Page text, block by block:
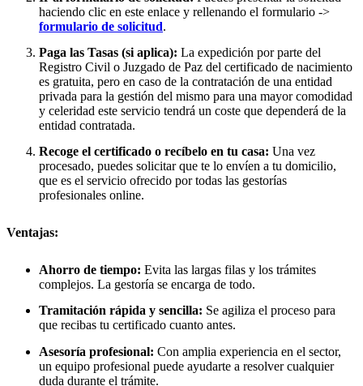
haciendo clic en este enlace y rellenando el formulario ->
formulario de solicitud.
Paga las Tasas (si aplica): La expedición por parte del
Registro Civil o Juzgado de Paz del certificado de nacimiento
es gratuita, pero en caso de la contratación de una entidad
privada para la gestión del mismo para una mayor comodidad
y celeridad este servicio tendrá un coste que dependerá de la
entidad contratada.
Recoge el certificado o recíbelo en tu casa: Una vez
procesado, puedes solicitar que te lo envíen a tu domicilio,
que es el servicio ofrecido por todas las gestorías
profesionales online.
Ventajas:
Ahorro de tiempo: Evita las largas filas y los trámites
complejos. La gestoría se encarga de todo.
Tramitación rápida y sencilla: Se agiliza el proceso para
que recibas tu certificado cuanto antes.
Asesoría profesional: Con amplia experiencia en el sector,
un equipo profesional puede ayudarte a resolver cualquier
duda durante el trámite.